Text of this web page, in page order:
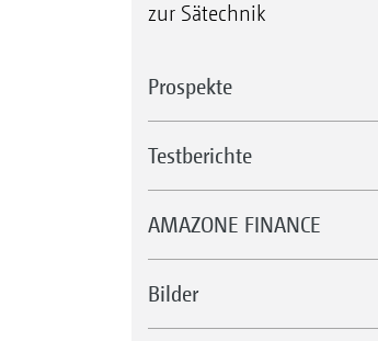
zur Sätechnik
Prospekte
Testberichte
AMAZONE FINANCE
Bilder